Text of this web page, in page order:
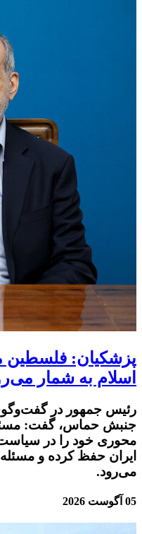
پزشکیان:
اسلام به شمار
رئیس جمهور در
جنبش حماس، گفت:
محوری خود را در
ایران حفظ کرده و
می‌رود.
05 آگوست 2026